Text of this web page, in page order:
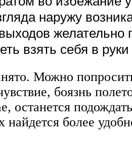
наружу
взять себя в
Можно
боязнь
останется
более